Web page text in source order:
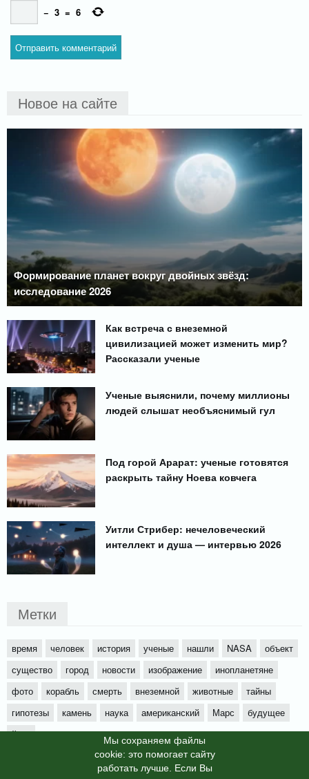
Мы cохраняем файлы
cookie: это помогает сайту
работать лучше. Если Вы
− 3 = 6
Новое на сайте
Формирование планет вокруг двойных звёзд:
исследование 2026
Как встреча с внеземной
цивилизацией может изменить мир?
Рассказали ученые
Ученые выяснили, почему миллионы
людей слышат необъяснимый гул
Под горой Арарат: ученые готовятся
раскрыть тайну Ноева ковчега
Уитли Стрибер: нечеловеческий
интеллект и душа — интервью 2026
Метки
время человек история ученые нашли NASA
объект
существо
город новости изображение
инопланетяне
фото
корабль смерть внеземной животные
тайны
гипотезы
камень наука американский Марс
будущее
йети